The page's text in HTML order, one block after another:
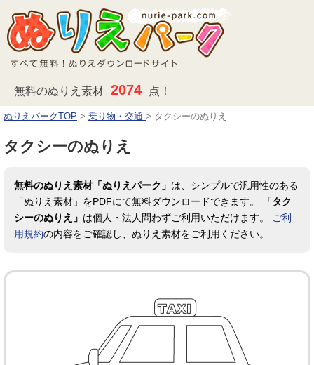
無料のぬりえ素材 2074 点！
ぬりえパークTOP > 乗り物・交通 > タクシーのぬりえ
タクシーのぬりえ
無料のぬりえ素材「ぬりえパーク」 は、シンプルで汎用性のある
「ぬりえ素材」をPDFにて無料ダウンロードできます。
「タク
シーのぬりえ」 は個人・法人問わずご利用いただけます。
ご利
用規約の内容をご確認し、ぬりえ素材をご利用ください。